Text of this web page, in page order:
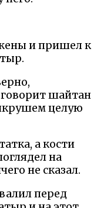
и пришел к
шайтан
целую
а кости
на
не сказал.
перед